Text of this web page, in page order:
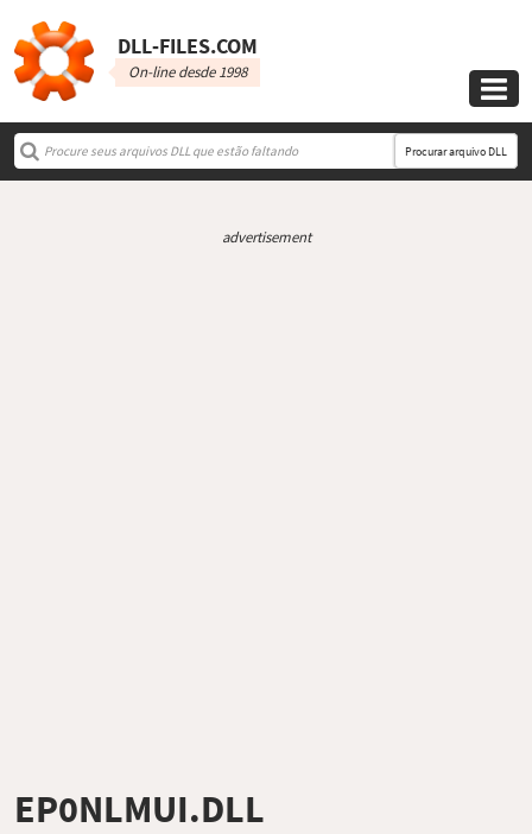
DLL‑FILES.COM
On-line desde 1998

Procurar arquivo DLL
advertisement
EP0NLMUI.DLL